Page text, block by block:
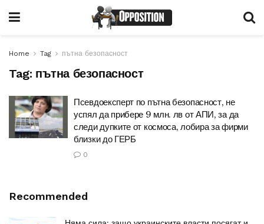
Home Tag пътна безопасност
Tag: пътна безопасност
Псевдоексперт по пътна безопасност, не
успял да прибере 9 млн. лв от АПИ, за да
следи дупките от космоса, лобира за фирми
близки до ГЕРБ
0
Recommended